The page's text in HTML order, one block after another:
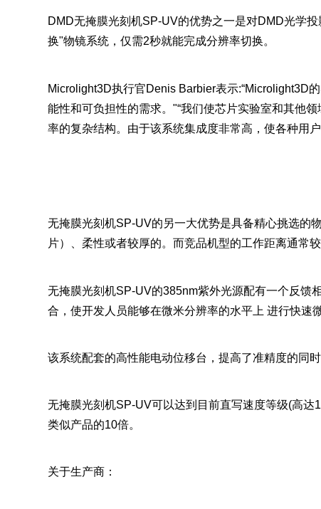
DMD无掩膜光刻机SP-UV的优势之一是对DMD光学
换"物镜系统，仅需2秒就能完成分辨率切换。
Microlight3D执行官Denis Barbier表示:“Microlight3D
能性和可负担性的需求。"“我们使芯片实验室和其他
率的复杂结构。由于该系统集成度非常高，使各种用
无掩膜光刻机SP-UV的另一大优势是具备精心挑选的
片）、柔性或者较厚的。而竞品机型的工作距离通常
无掩膜光刻机SP-UV的385nm紫外光源配有一个反馈
合，使开发人员能够在微米分辨率的水平上 进行快速
该系统配套的高性能电动位移台，提高了准精度的同
无掩膜光刻机SP-UV可以达到目前直写速度等级(高
类似产品的10倍。
关于生产商：